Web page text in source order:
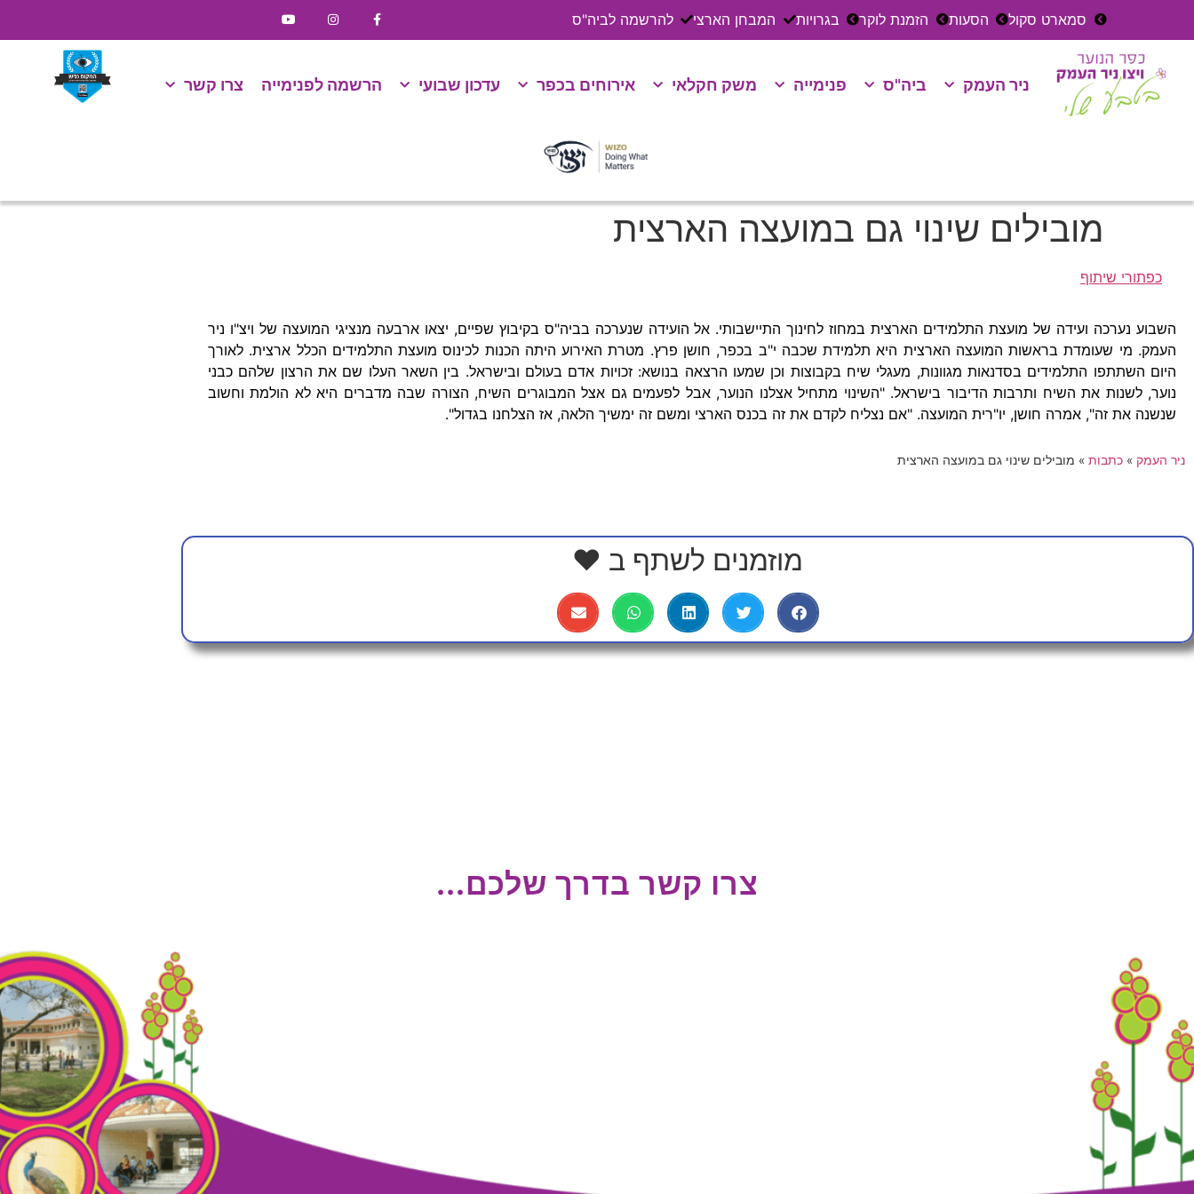
סמארט סקול הסעות הזמנת לוקר בגרויות המבחן הארצי להרשמה לביה"ס
ניר העמק ביה"ס פנימייה משק חקלאי אירוחים בכפר עדכון שבועי הרשמה לפנימייה צרו קשר
מובילים שינוי גם במועצה הארצית
כפתורי שיתוף
השבוע נערכה ועידה של מועצת התלמידים הארצית במחוז לחינוך התיישבותי. אל הועידה שנערכה בביה"ס בקיבוץ שפיים, יצאו ארבעה מנציגי המועצה של ויצ"ו ניר
העמק. מי שעומדת בראשות המועצה הארצית היא תלמידת שכבה י"ב בכפר, חושן פרץ. מטרת האירוע היתה הכנות לכינוס מועצת התלמידים הכלל ארצית. לאורך
היום השתתפו התלמידים בסדנאות מגוונות, מעגלי שיח בקבוצות וכן שמעו הרצאה בנושא: זכויות אדם בעולם ובישראל. בין השאר העלו שם את הרצון שלהם כבני
נוער, לשנות את השיח ותרבות הדיבור בישראל. "השינוי מתחיל אצלנו הנוער, אבל לפעמים גם אצל המבוגרים השיח, הצורה שבה מדברים היא לא הולמת וחשוב
שנשנה את זה", אמרה חושן, יו"רית המועצה. "אם נצליח לקדם את זה בכנס הארצי ומשם זה ימשיך הלאה, אז הצלחנו בגדול".
ניר העמק » כתבות » מובילים שינוי גם במועצה הארצית
מוזמנים לשתף ב ❤
צרו קשר בדרך שלכם...